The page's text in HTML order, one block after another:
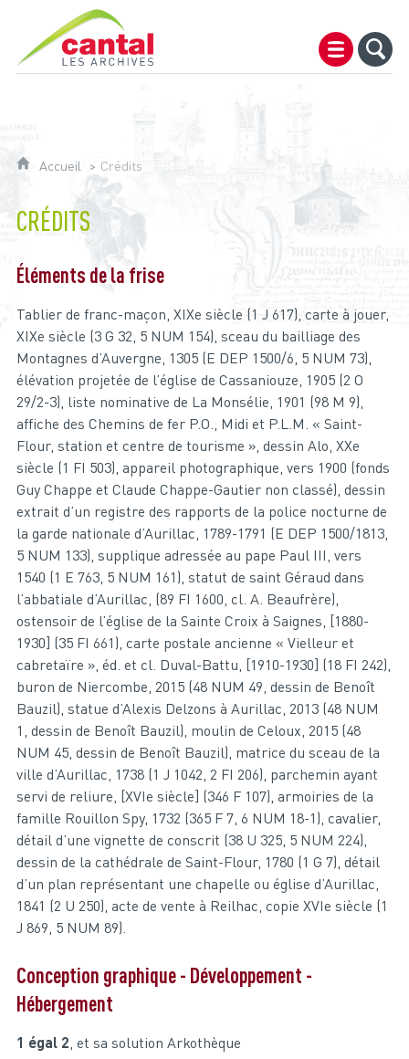
Archives du Cantal
Accueil Crédits
CRÉDITS
Éléments de la frise
Tablier de franc-maçon, XIXe siècle (1 J 617), carte à jouer,
XIXe siècle (3 G 32, 5 NUM 154), sceau du bailliage des
Montagnes d’Auvergne, 1305 (E DEP 1500/6, 5 NUM 73),
élévation projetée de l’église de Cassaniouze, 1905 (2 O
29/2-3), liste nominative de La Monsélie, 1901 (98 M 9),
affiche des Chemins de fer P.O., Midi et P.L.M. « Saint-
Flour, station et centre de tourisme », dessin Alo, XXe
siècle (1 FI 503), appareil photographique, vers 1900 (fonds
Guy Chappe et Claude Chappe-Gautier non classé), dessin
extrait d’un registre des rapports de la police nocturne de
la garde nationale d’Aurillac, 1789-1791 (E DEP 1500/1813,
5 NUM 133), supplique adressée au pape Paul III, vers
1540 (1 E 763, 5 NUM 161), statut de saint Géraud dans
l’abbatiale d’Aurillac, (89 FI 1600, cl. A. Beaufrère),
ostensoir de l’église de la Sainte Croix à Saignes, [1880-
1930] (35 FI 661), carte postale ancienne « Vielleur et
cabretaïre », éd. et cl. Duval-Battu, [1910-1930] (18 FI 242),
buron de Niercombe, 2015 (48 NUM 49, dessin de Benoît
Bauzil), statue d’Alexis Delzons à Aurillac, 2013 (48 NUM
1, dessin de Benoît Bauzil), moulin de Celoux, 2015 (48
NUM 45, dessin de Benoît Bauzil), matrice du sceau de la
ville d’Aurillac, 1738 (1 J 1042, 2 FI 206), parchemin ayant
servi de reliure, [XVIe siècle] (346 F 107), armoiries de la
famille Rouillon Spy, 1732 (365 F 7, 6 NUM 18-1), cavalier,
détail d’une vignette de conscrit (38 U 325, 5 NUM 224),
dessin de la cathédrale de Saint-Flour, 1780 (1 G 7), détail
d’un plan représentant une chapelle ou église d’Aurillac,
1841 (2 U 250), acte de vente à Reilhac, copie XVIe siècle (1
J 869, 5 NUM 89).
Conception graphique - Développement -
Hébergement
1 égal 2, et sa solution Arkothèque